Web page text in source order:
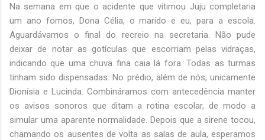
Na semana em que o acidente que vitimou Juju completaria
um ano fomos, Dona Célia, o marido e eu, para a escola.
Aguardávamos o final do recreio na secretaria. Não pude
deixar de notar as gotículas que escorriam pelas vidraças,
indicando que uma chuva fina caia lá fora. Todas as turmas
tinham sido dispensadas. No prédio, além de nós, unicamente
Dionísia e Lucinda. Combináramos com antecedência manter
os avisos sonoros que ditam a rotina escolar, de modo a
simular uma aparente normalidade. Depois que a sirene tocou,
chamando os ausentes de volta as salas de aula, esperamos